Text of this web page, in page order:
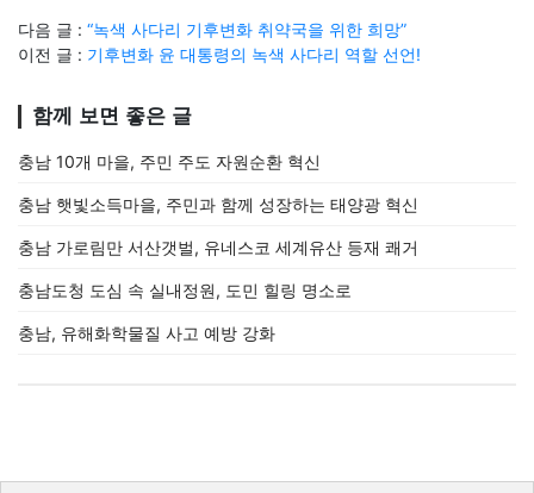
다음 글 : “녹색 사다리 기후변화 취약국을 위한 희망”
이전 글 : 기후변화 윤 대통령의 녹색 사다리 역할 선언!
함께 보면 좋은 글
충남 10개 마을, 주민 주도 자원순환 혁신
충남 햇빛소득마을, 주민과 함께 성장하는 태양광 혁신
충남 가로림만 서산갯벌, 유네스코 세계유산 등재 쾌거
충남도청 도심 속 실내정원, 도민 힐링 명소로
충남, 유해화학물질 사고 예방 강화